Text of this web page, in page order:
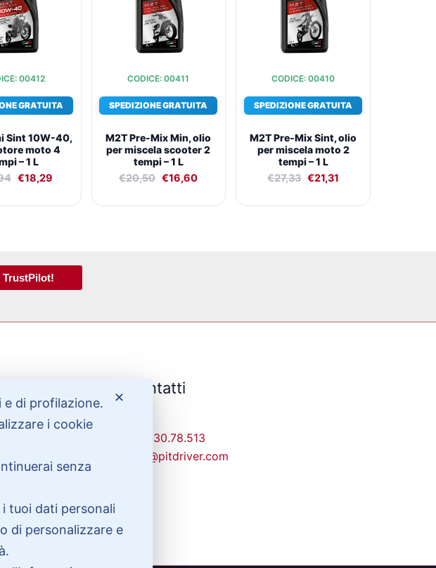
00412
GRATUITA
Sint 10W-40,
moto 4
– 1 L
€18,29
CODICE: 00411
SPEDIZIONE GRATUITA
M2T Pre-Mix Min, olio
per miscela scooter 2
tempi – 1 L
€20,50 €16,60
CODICE: 00410
SPEDIZIONE GRATUITA
M2T Pre-Mix Sint, olio
per miscela moto 2
tempi – 1 L
€27,33 €21,31
TrustPilot!
Contatti
329-30.78.513
info@pitdriver.com
✕
di profilazione.
i cookie
senza
tuoi dati personali
di personalizzare e